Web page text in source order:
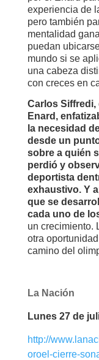
experiencia de
pero también
mentalidad
puedan
mundo si se
una cabeza
con creces en
Carlos Siffredi,
Enard,
la necesidad
desde un
sobre a quién
perdió y
deportista
exhaustivo. Y
que se
cada uno de
un crecimiento.
otra
camino del
La Nación
Lunes 27 de
http://
oroel-cierre-